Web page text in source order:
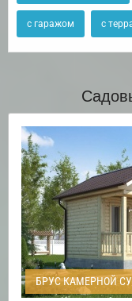
с гаражом с
БРУС КАМЕРНОЙ